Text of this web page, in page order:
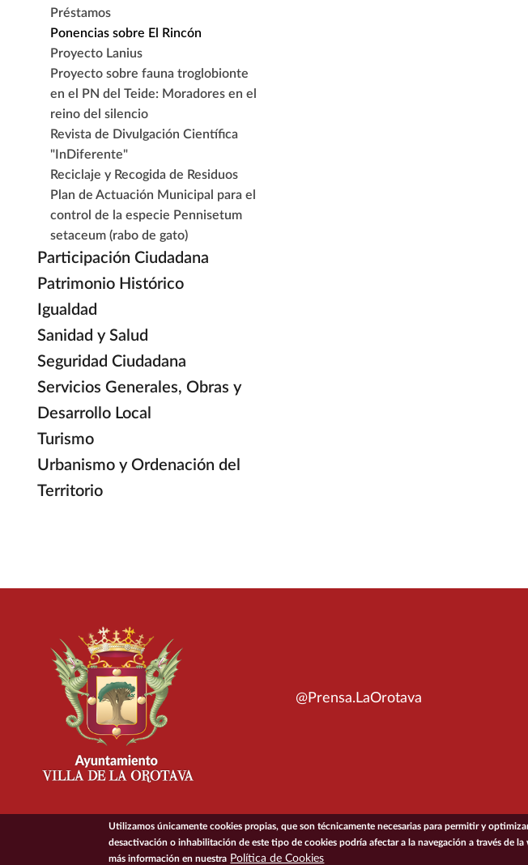
Préstamos
Ponencias sobre El Rincón
Proyecto Lanius
Proyecto sobre fauna troglobionte
en el PN del Teide: Moradores en el
reino del silencio
Revista de Divulgación Científica
"InDiferente"
Reciclaje y Recogida de Residuos
Plan de Actuación Municipal para el
control de la especie Pennisetum
setaceum (rabo de gato)
Participación Ciudadana
Patrimonio Histórico
Igualdad
Sanidad y Salud
Seguridad Ciudadana
Servicios Generales, Obras y
Desarrollo Local
Turismo
Urbanismo y Ordenación del
Territorio
@Prensa.LaOrotava
© 2026 Ayuntamiento de la Villa de La Orotava
Utilizamos únicamente cookies propias, que son técnicamente necesarias para permitir y
desactivación o inhabilitación de este tipo de cookies podría afectar a la navegación a través de la
más información en nuestra Política de Cookies